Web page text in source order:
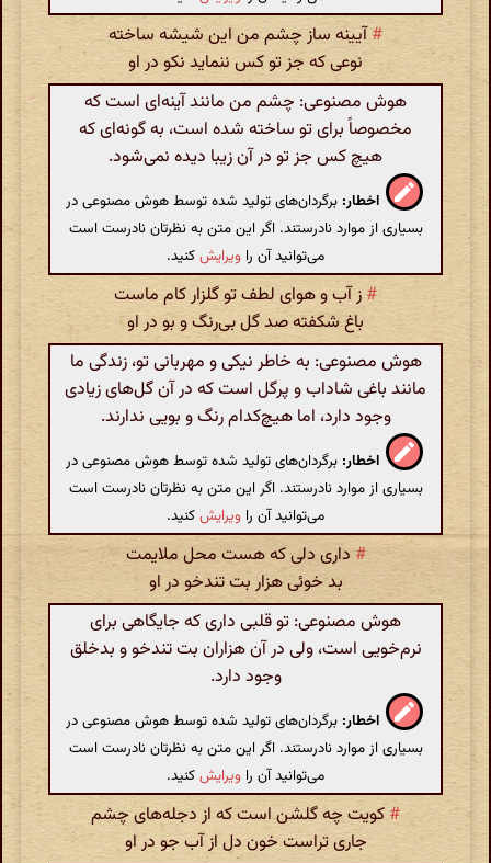
#آیینه ساز چشم من این شیشه ساخته
نوعی که جز تو کس ننماید نکو در او
هوش مصنوعی: چشم من مانند آینه‌ای است که
مخصوصاً برای تو ساخته شده است، به گونه‌ای که
هیچ کس جز تو در آن زیبا دیده نمی‌شود.
اخطار: برگردان‌های تولید شده توسط هوش مصنوعی در
بسیاری از موارد نادرستند. اگر این متن به نظرتان نادرست است
می‌توانید آن را ویرایشکنید.
# ز آب و هوای لطف تو گلزار کام ماست
باغ شکفته صد گل بی‌رنگ و بو در او
هوش مصنوعی: به خاطر نیکی و مهربانی تو، زندگی ما
مانند باغی شاداب و پرگل است که در آن گل‌های زیادی
وجود دارد، اما هیچ‌کدام رنگ و بویی ندارند.
اخطار: برگردان‌های تولید شده توسط هوش مصنوعی در
بسیاری از موارد نادرستند. اگر این متن به نظرتان نادرست است
می‌توانید آن را ویرایشکنید.
#داری دلی که هست محل ملایمت
بد خوئی هزار بت تندخو در او
هوش مصنوعی: تو قلبی داری که جایگاهی برای
نرم‌خویی است، ولی در آن هزاران بت تندخو و بدخلق
وجود دارد.
اخطار: برگردان‌های تولید شده توسط هوش مصنوعی در
بسیاری از موارد نادرستند. اگر این متن به نظرتان نادرست است
می‌توانید آن را ویرایشکنید.
# کویت چه گلشن است که از دجله‌های چشم
جاری تراست خون دل از آب جو در او